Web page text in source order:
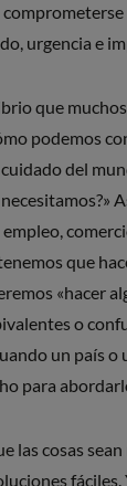
urgencia e
que
podemos
del
que
«hacer
o
un país o
para
las cosas
fáciles.